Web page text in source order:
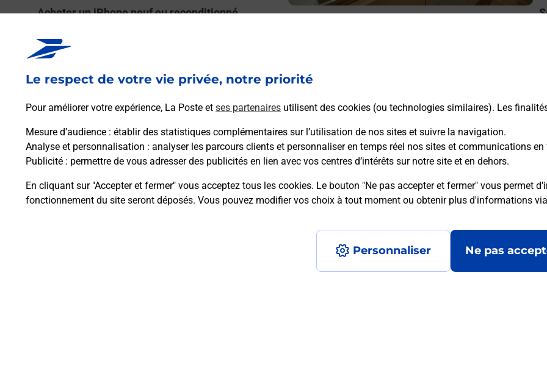
Le respect de votre vie privée, notre priorité
Pour améliorer votre expérience, La Poste et ses partenaires utilisent des cookies (ou technologies similaires). Les
Mesure d’audience : établir des statistiques complémentaires sur l’utilisation de nos sites et suivre la navigation.
Analyse et personnalisation : analyser les parcours clients et personnaliser en temps réel nos sites et communications
Publicité : permettre de vous adresser des publicités en lien avec vos centres d’intérêts sur notre site et en dehors.
En cliquant sur "Accepter et fermer" vous acceptez tous les cookies. Le bouton "Ne pas accepter et fermer" vous permet
fonctionnement du site seront déposés. Vous pouvez modifier vos choix à tout moment ou obtenir plus d'informations via
Personnaliser Ne pas
Acheter un iPhone neuf ou reconditionné
vous ? Découvrez notre offre de téléphones iPhone Apple
Samsung dans vos bureaux de Poste à GALAN (65330) !
En savoir plus
Questions fréquemment posées
Comment retourner un colis acheté en ligne depuis votre boîte aux